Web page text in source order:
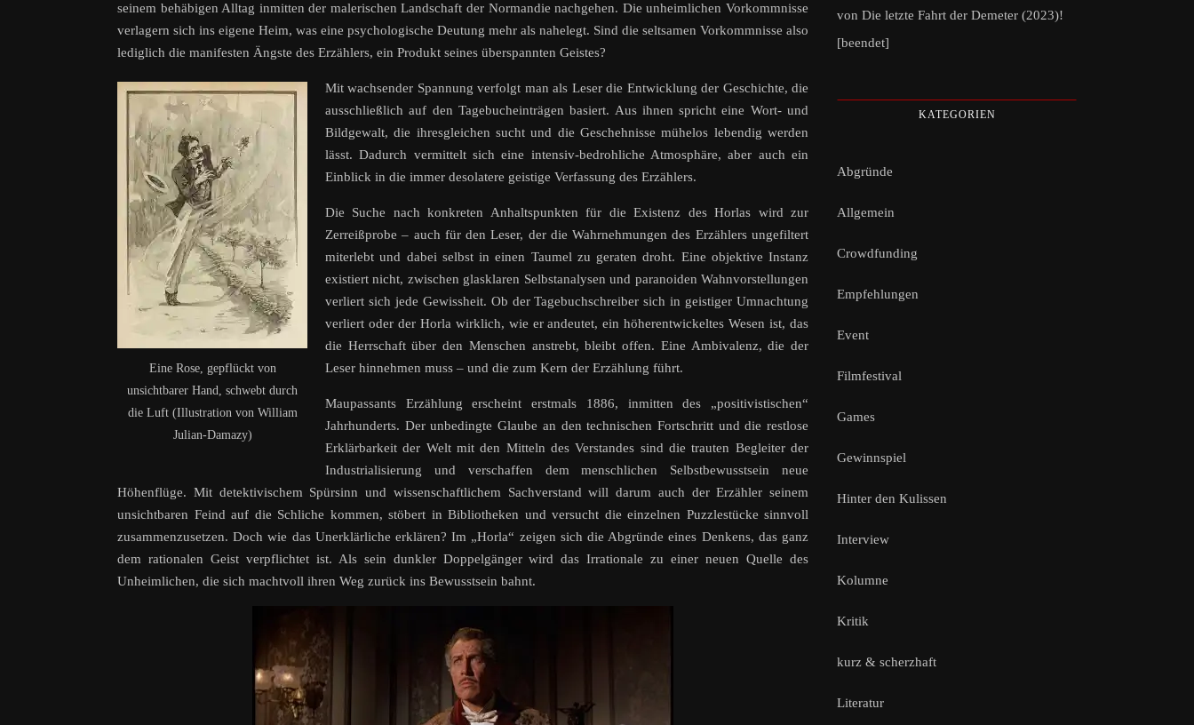
seinem behäbigen Alltag inmitten der malerischen Landschaft der Normandie nachgehen. Die unheimlichen Vorkommnisse
verlagern sich ins eigene Heim, was eine psychologische Deutung mehr als nahelegt. Sind die seltsamen Vorkommnisse also
lediglich die manifesten Ängste des Erzählers, ein Produkt seines überspannten Geistes?
Eine Rose, gepflückt von
unsichtbarer Hand, schwebt durch
die Luft (Illustration von William
Julian-Damazy)
Mit wachsender Spannung verfolgt man als Leser die Entwicklung der Geschichte, die
ausschließlich auf den Tagebucheinträgen basiert. Aus ihnen spricht eine Wort- und
Bildgewalt, die ihresgleichen sucht und die Geschehnisse mühelos lebendig werden
lässt. Dadurch vermittelt sich eine intensiv-bedrohliche Atmosphäre, aber auch ein
Einblick in die immer desolatere geistige Verfassung des Erzählers.
Die Suche nach konkreten Anhaltspunkten für die Existenz des Horlas wird zur
Zerreißprobe – auch für den Leser, der die Wahrnehmungen des Erzählers ungefiltert
miterlebt und dabei selbst in einen Taumel zu geraten droht. Eine objektive Instanz
existiert nicht, zwischen glasklaren Selbstanalysen und paranoiden Wahnvorstellungen
verliert sich jede Gewissheit. Ob der Tagebuchschreiber sich in geistiger Umnachtung
verliert oder der Horla wirklich, wie er andeutet, ein höherentwickeltes Wesen ist, das
die Herrschaft über den Menschen anstrebt, bleibt offen. Eine Ambivalenz, die der
Leser hinnehmen muss – und die zum Kern der Erzählung führt.
Maupassants Erzählung erscheint erstmals 1886, inmitten des „positivistischen“
Jahrhunderts. Der unbedingte Glaube an den technischen Fortschritt und die restlose
Erklärbarkeit der Welt mit den Mitteln des Verstandes sind die trauten Begleiter der
Industrialisierung und verschaffen dem menschlichen Selbstbewusstsein neue
Höhenflüge. Mit detektivischem Spürsinn und wissenschaftlichem Sachverstand will darum auch der Erzähler seinem
unsichtbaren Feind auf die Schliche kommen, stöbert in Bibliotheken und versucht die einzelnen Puzzlestücke sinnvoll
zusammenzusetzen. Doch wie das Unerklärliche erklären? Im „Horla“ zeigen sich die Abgründe eines Denkens, das ganz
dem rationalen Geist verpflichtet ist. Als sein dunkler Doppelgänger wird das Irrationale zu einer neuen Quelle des
Unheimlichen, die sich machtvoll ihren Weg zurück ins Bewusstsein bahnt.
von Die letzte Fahrt der Demeter (2023)!
[beendet]
KATEGORIEN
Abgründe
Allgemein
Crowdfunding
Empfehlungen
Event
Filmfestival
Games
Gewinnspiel
Hinter den Kulissen
Interview
Kolumne
Kritik
kurz & scherzhaft
Literatur